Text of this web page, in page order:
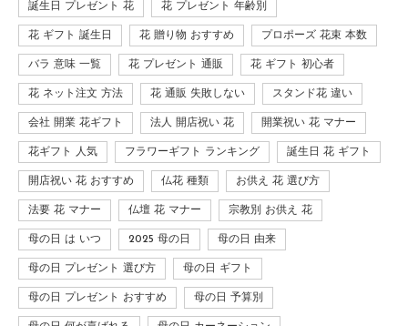
誕生日 プレゼント 花 花 プレゼント 年齢別
花 ギフト 誕生日 花 贈り物 おすすめ プロポーズ 花束 本数
バラ 意味 一覧 花 プレゼント 通販 花 ギフト 初心者
花 ネット注文 方法 花 通販 失敗しない スタンド花 違い
会社 開業 花ギフト 法人 開店祝い 花 開業祝い 花 マナー
花ギフト 人気 フラワーギフト ランキング 誕生日 花 ギフト
開店祝い 花 おすすめ 仏花 種類 お供え 花 選び方
法要 花 マナー 仏壇 花 マナー 宗教別 お供え 花
母の日 は いつ 2025 母の日 母の日 由来
母の日 プレゼント 選び方 母の日 ギフト
母の日 プレゼント おすすめ 母の日 予算別